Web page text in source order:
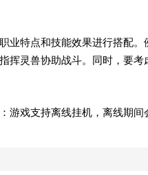
业特点和技能效果进行搭配
挥灵兽协助战斗。同时，要
游戏支持离线挂机，离线期